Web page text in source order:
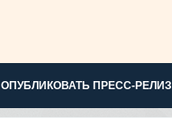
ОПУБЛИКОВАТЬ ПРЕСС-РЕЛИЗ